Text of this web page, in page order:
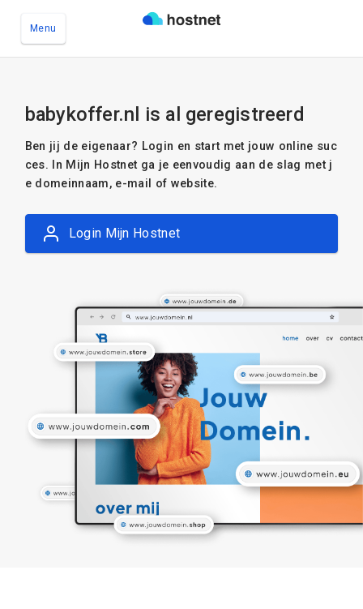
Menu
babykoffer.nl is al geregistreerd
Ben jij de eigenaar? Login en start met jouw online suc
ces. In Mijn Hostnet ga je eenvoudig aan de slag met j
e domeinnaam, e-mail of website.
Login Mijn Hostnet